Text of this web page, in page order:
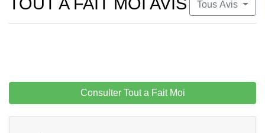
Tous Avis
Consulter Tout a Fait Moi